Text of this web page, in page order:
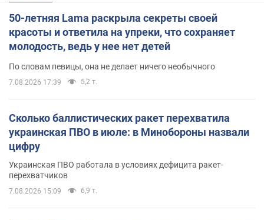
50-летняя Lama раскрыла секреты своей
красоты и ответила на упреки, что сохраняет
молодость, ведь у нее нет детей
По словам певицы, она не делает ничего необычного
7.08.2026 17:39 5,2 т.
Сколько баллистических ракет перехватила
украинская ПВО в июле: в Минобороны назвали
цифру
Украинская ПВО работала в условиях дефицита ракет-
перехватчиков
7.08.2026 15:09 6,9 т.